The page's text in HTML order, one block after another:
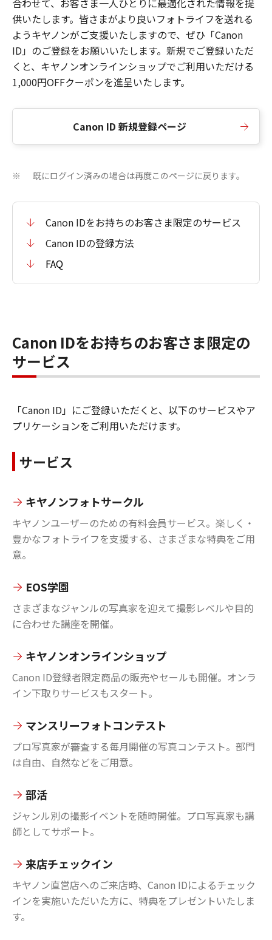
合わせて、お客さま一人ひとりに最適化された情報を提
供いたします。皆さまがより良いフォトライフを送れる
ようキヤノンがご支援いたしますので、ぜひ「Canon
ID」のご登録をお願いいたします。新規でご登録いただ
くと、キヤノンオンラインショップでご利用いただける
1,000円OFFクーポンを進呈いたします。
Canon ID 新規登録ページ
※ 既にログイン済みの場合は再度このページに戻ります。
Canon IDをお持ちのお客さま限定のサービス
Canon IDの登録方法
FAQ
Canon IDをお持ちのお客さま限定の
サービス
「Canon ID」にご登録いただくと、以下のサービスやア
プリケーションをご利用いただけます。
サービス
キヤノンフォトサークル
キヤノンユーザーのための有料会員サービス。楽しく・
豊かなフォトライフを支援する、さまざまな特典をご用
意。
EOS学園
さまざまなジャンルの写真家を迎えて撮影レベルや目的
に合わせた講座を開催。
キヤノンオンラインショップ
Canon ID登録者限定商品の販売やセールも開催。オンラ
イン下取りサービスもスタート。
マンスリーフォトコンテスト
プロ写真家が審査する毎月開催の写真コンテスト。部門
は自由、自然などをご用意。
部活
ジャンル別の撮影イベントを随時開催。プロ写真家も講
師としてサポート。
来店チェックイン
キヤノン直営店へのご来店時、Canon IDによるチェック
インを実施いただいた方に、特典をプレゼントいたしま
す。